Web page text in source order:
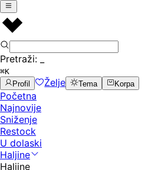
Pretraži:
⌘K
Profil
Želje Tema Korpa
Početna
Najnovije
Sniženje
Restock
U dolaski
Haljine
Haljine